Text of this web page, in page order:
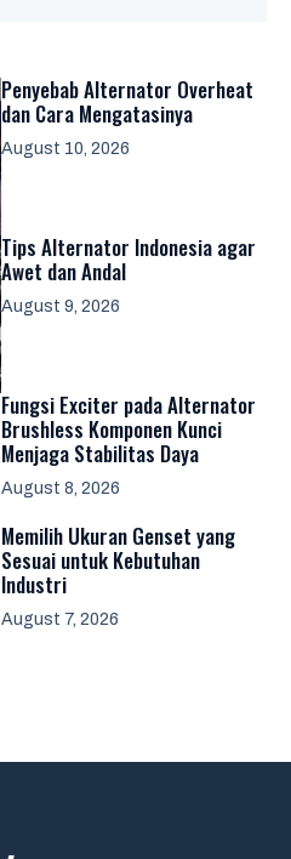
Penyebab Alternator Overheat
dan Cara Mengatasinya
August 10, 2026
Tips Alternator Indonesia agar
Awet dan Andal
August 9, 2026
Fungsi Exciter pada Alternator
Brushless Komponen Kunci
Menjaga Stabilitas Daya
August 8, 2026
Memilih Ukuran Genset yang
Sesuai untuk Kebutuhan
Industri
August 7, 2026